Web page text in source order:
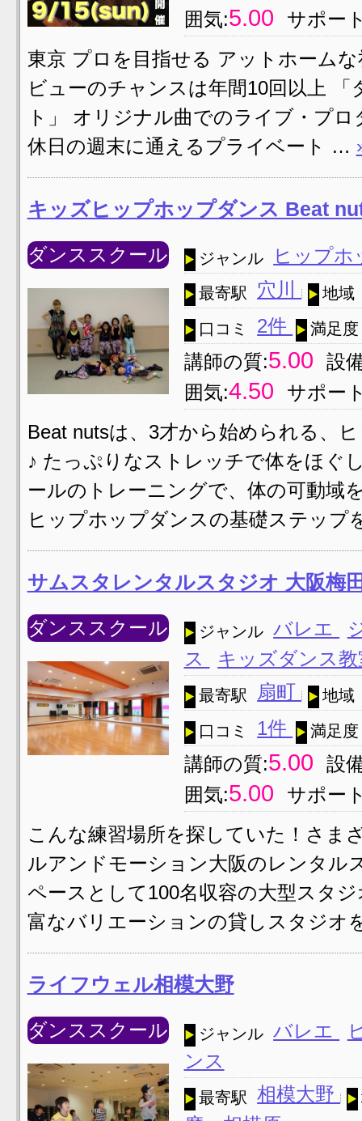
囲気:5.00
サポー
東京 プロを目指せる アットホーム
ビューのチャンスは年間10回以上
ト」 オリジナル曲でのライブ・プ
休日の週末に通えるプライベート …
キッズヒップホップダンス Beat
ダンススクール ジャンル ヒップ
最寄駅 穴川 地域
口コミ 2件 満足度
講師の質:5.00
設
囲気:4.50
サポー
Beat nutsは、3才から始められる、
♪ たっぷりなストレッチで体をほぐ
ールのトレーニングで、体の可動域
ヒップホップダンスの基礎ステッ
サムスタレンタルスタジオ 大阪梅
ダンススクール ジャンル バレエ
ス
キッズダンス
最寄駅 扇町 地域
口コミ 1件 満足度
講師の質:5.00
設
囲気:5.00
サポー
こんな練習場所を探していた！さま
ルアンドモーション大阪のレンタル
ペースとして100名収容の大型スタ
富なバリエーションの貸しスタジ
ライフウェル相模大野
ダンススクール ジャンル バレエ
ンス
最寄駅 相模大野